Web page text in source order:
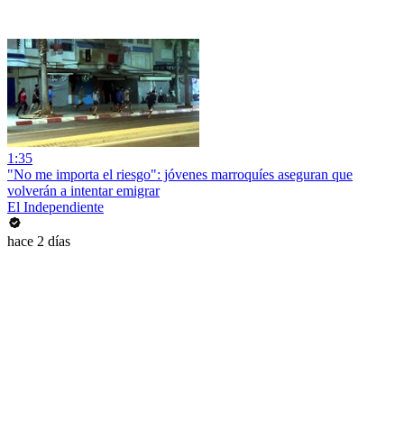
1:35
"No me importa el riesgo": jóvenes marroquíes aseguran que
volverán a intentar emigrar
El Independiente
hace 2 días